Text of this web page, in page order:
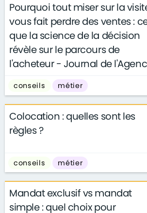
Pourquoi tout miser sur la
vous fait perdre des ventes :
que la science de la décision
révèle sur le parcours de
l'acheteur - Journal de
conseils métier
Colocation : quelles sont les
règles ?
conseils métier
Mandat exclusif vs mandat
simple : quel choix pour